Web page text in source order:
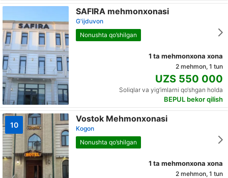
SAFIRA mehmonxonasi
G'ijduvon
Nonushta qo’shilgan
1 ta mehmonxona xona
2 mehmon, 1 tun
UZS 550 000
Soliqlar va yig‘imlarni qo‘shgan holda
BEPUL bekor qilish
10
Vostok Mehmonxonasi
Kogon
Nonushta qo’shilgan
1 ta mehmonxona xona
2 mehmon, 1 tun